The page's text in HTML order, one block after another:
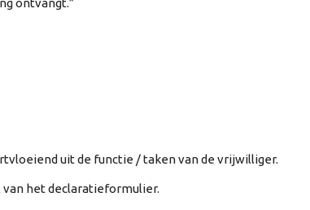
ontvangt.”
uit de functie / taken van de vrijwilliger.
het declaratieformulier.